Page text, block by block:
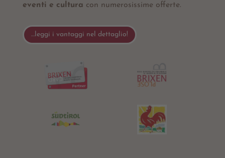
eventi e cultura con numerosissime offerte.
…leggi i vantaggi nel dettaglio!